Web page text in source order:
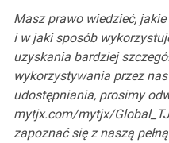
Masz prawo wiedzieć,
i w jaki sposób
uzyskania bardziej
wykorzystywania przez
udostępniania, prosimy
mytjx.com/mytjx/
zapoznać się z naszą